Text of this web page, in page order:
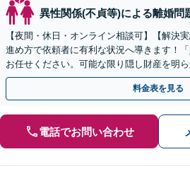
異性関係(不貞等)による離婚問
【夜間・休日・オンライン相談可】【解決
進め方で依頼者に有利な状況へ導きます！
お任せください。可能な限り隠し財産を明
へ。不貞の証拠の有効なアドバイス【子連
料金表を見る
電話でお問い合わせ